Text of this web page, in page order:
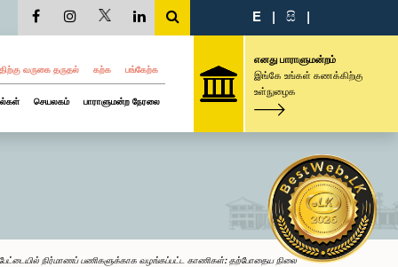
E | සි |
வருகை தருதல் கற்க பங்கேற்க
செயலகம் பாராளுமன்ற நேரலை
எனது பாராளுமன்றம்
இங்கே உங்கள் கணக்கிற்கு
உள்நுழைக
நிர்மாணப் பணிகளுக்காக வழங்கப்பட்ட காணிகள்: தற்போதைய நிலை